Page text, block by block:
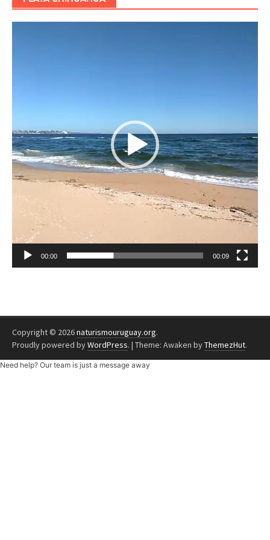
00:00 00:09
Copyright © 2026naturismouruguay.org.
Proudly powered byWordPress. | Theme: Awaken byThemezHut.
Need help? Our team is just a message away